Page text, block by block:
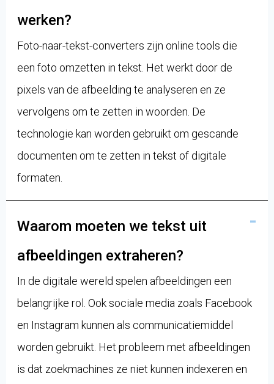
werken?
Foto-naar-tekst-converters zijn online tools die
een foto omzetten in tekst. Het werkt door de
pixels van de afbeelding te analyseren en ze
vervolgens om te zetten in woorden. De
technologie kan worden gebruikt om gescande
documenten om te zetten in tekst of digitale
formaten.
Waarom moeten we tekst uit
afbeeldingen extraheren?
In de digitale wereld spelen afbeeldingen een
belangrijke rol. Ook sociale media zoals Facebook
en Instagram kunnen als communicatiemiddel
worden gebruikt. Het probleem met afbeeldingen
is dat zoekmachines ze niet kunnen indexeren en